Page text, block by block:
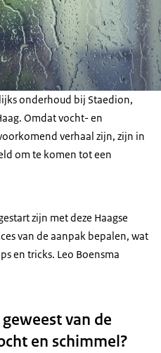
onderhoud bij Staedion,
Omdat vocht- en
verhaal zijn, zijn in
om te komen tot een
zijn met deze Haagse
van de aanpak bepalen, wat
en tricks. Leo Boensma
van de
en schimmel?